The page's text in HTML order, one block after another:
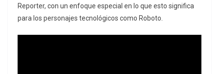
Reporter, con un enfoque especial en lo que esto significa
para los personajes tecnológicos como Roboto.